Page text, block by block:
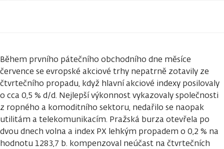
Během prvního pátečního obchodního dne měsíce
července se evropské akciové trhy nepatrně zotavily ze
čtvrtečního propadu, když hlavní akciové indexy posilovaly
o cca 0,5 % d/d. Nejlepší výkonnost vykazovaly společnosti
z ropného a komoditního sektoru, nedařilo se naopak
utilitám a telekomunikacím. Pražská burza otevřela po
dvou dnech volna a index PX lehkým propadem o 0,2 % na
hodnotu 1283,7 b. kompenzoval neúčast na čtvrtečních